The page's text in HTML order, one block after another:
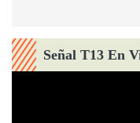
Señal T13 En